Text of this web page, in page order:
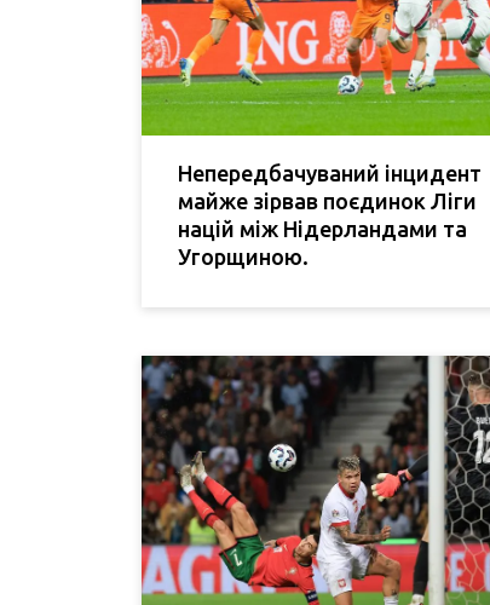
Непередбачуваний інцидент
майже зірвав поєдинок Ліги
націй між Нідерландами та
Угорщиною.